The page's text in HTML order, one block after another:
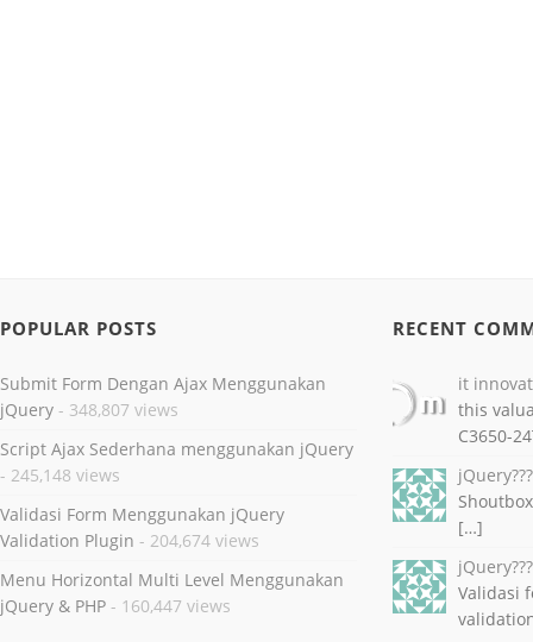
POPULAR POSTS
Submit Form Dengan Ajax Menggunakan
jQuery - 348,807 views
Script Ajax Sederhana menggunakan jQuery
- 245,148 views
Validasi Form Menggunakan jQuery
Validation Plugin - 204,674 views
Menu Horizontal Multi Level Menggunakan
jQuery & PHP - 160,447 views
RECENT
it
this
C3650-
[…]
Validasi